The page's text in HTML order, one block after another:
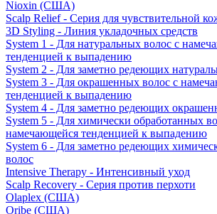
Nioxin (США)
Scalp Relief - Серия для чувствительной
3D Styling - Линия укладочных средств
System 1 - Для натуральных волос с
тенденцией к выпадению
System 2 - Для заметно редеющих
System 3 - Для окрашенных волос с
тенденцией к выпадению
System 4 - Для заметно редеющих
System 5 - Для химически обработанных
намечающейся тенденцией к выпадению
System 6 - Для заметно редеющих
волос
Intensive Therapy - Интенсивный уход
Scalp Recovery - Серия против перхоти
Olaplex (США)
Oribe (США)